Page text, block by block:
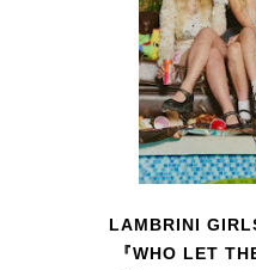
LAMBRINI
『WHO LET